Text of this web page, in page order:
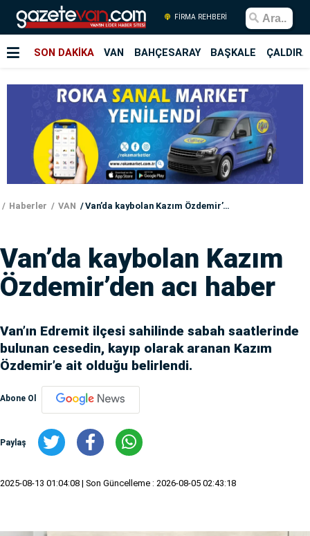
FİRMA REHBERİ
SON DAKİKA VAN BAHÇESARAY BAŞKALE
Haberler VAN Van’da kaybolan Kazım Özdemir’den acı haber
Van’da kaybolan Kazım
Özdemir’den acı haber
Van’ın Edremit ilçesi sahilinde sabah saatlerinde
bulunan cesedin, kayıp olarak aranan Kazım
Özdemir’e ait olduğu belirlendi.
Abone Ol
Paylaş
2025-08-13 01:04:08 | Son Güncelleme : 2026-08-05 02:43:18